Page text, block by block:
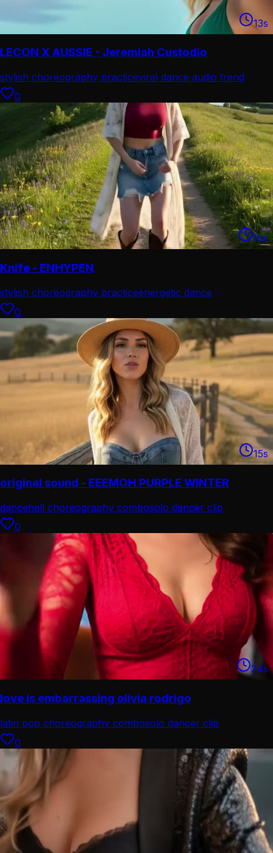
13s
LECON X AUSSIE - Jeremiah Custodio
stylish choreography practiceviral dance audio trend
0
16s
Knife - ENHYPEN
stylish choreography practiceenergetic dance
performance
0
15s
original sound - EEEMOH PURPLE WINTER
dancehall choreography combosolo dancer clip
0
24s
love is embarrassing olivia rodrigo
latin pop choreography combosolo dancer clip
0